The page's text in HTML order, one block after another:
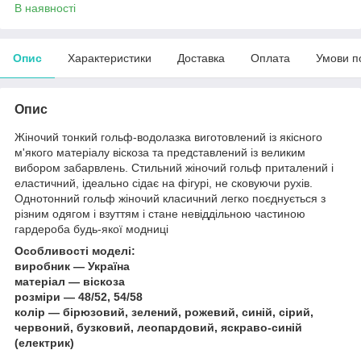
В наявності
Опис Характеристики Доставка Оплата Умови
Опис
Жіночий тонкий гольф-водолазка виготовлений із якісного
м'якого матеріалу віскоза та представлений із великим
вибором забарвлень. Стильний жіночий гольф приталений і
еластичний, ідеально сідає на фігурі, не сковуючи рухів.
Однотонний гольф жіночий класичний легко поєднується з
різним одягом і взуттям і стане невіддільною частиною
гардероба будь-якої модниці
Особливості моделі:
виробник — Україна
матеріал — віскоза
розміри — 48/52, 54/58
колір — бірюзовий, зелений, рожевий, синій, сірий,
червоний, бузковий, леопардовий, яскраво-синій
(електрик)